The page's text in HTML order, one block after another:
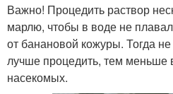
Важно! Процедить раствор
марлю, чтобы в воде не
от банановой кожуры. Тогда
лучше процедить, тем меньше
насекомых.